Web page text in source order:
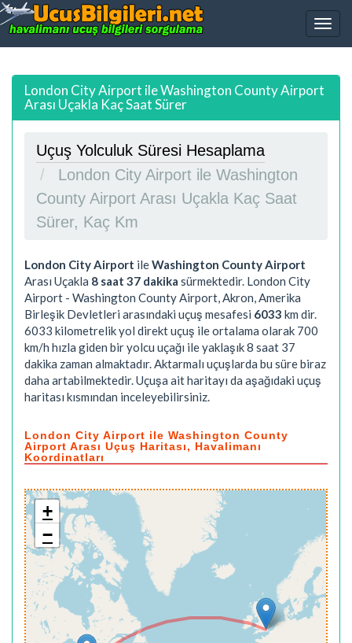
London City Airport ile Washington County Airport
Arası Uçakla Kaç Saat Sürer
Uçuş Yolculuk Süresi Hesaplama
London City Airport ile Washington
County Airport Arası Uçakla Kaç Saat
Sürer, Kaç Km
London City Airport ileWashington County Airport
Arası Uçakla 8 saat 37 dakika sürmektedir. London City
Airport - Washington County Airport, Akron, Amerika
Birleşik Devletleri arasındaki uçuş mesafesi 6033 km dir.
6033 kilometrelik yol direkt uçuş ile ortalama olarak 700
km/h hızla giden bir yolcu uçağı ile yaklaşık8 saat 37
dakika zaman almaktadır. Aktarmalı uçuşlarda bu süre biraz
daha artabilmektedir. Uçuşa ait haritayı da aşağıdaki uçuş
haritası kısmından inceleyebilirsiniz.
London City Airport ile Washington County
Airport Arası Uçuş Haritası, Havalimanı
Koordinatları
+
−